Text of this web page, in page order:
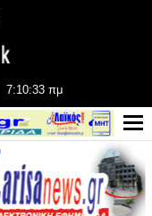
7:10:35 πμ